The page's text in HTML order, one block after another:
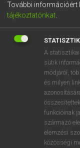
Európai uniós
Van
További információért
tájékoztatónkat.
A statisztikai
sütik
módjáról,
és milyen
funkcióinak
származó
elemzési
közösségi
t z u
g h j k
n m